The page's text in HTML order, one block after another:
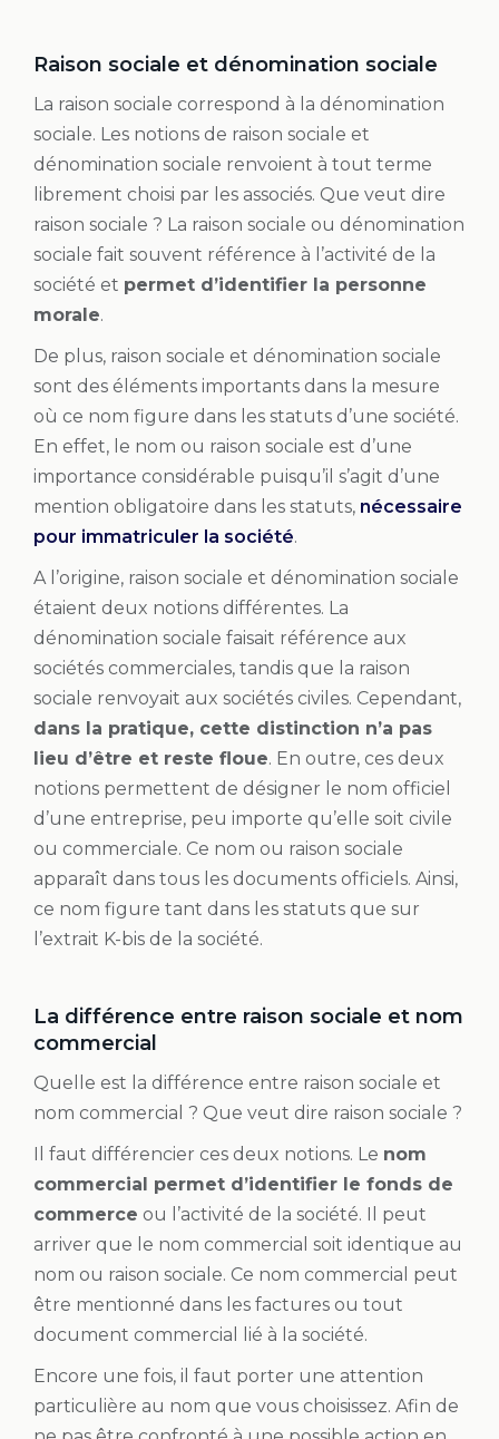
Raison sociale et dénomination sociale
La raison sociale correspond à la dénomination
sociale. Les notions de raison sociale et
dénomination sociale renvoient à tout terme
librement choisi par les associés. Que veut dire
raison sociale ? La raison sociale ou dénomination
sociale fait souvent référence à l’activité de la
société et permet d’identifier la personne
morale.
De plus, raison sociale et dénomination sociale
sont des éléments importants dans la mesure
où ce nom figure dans les statuts d’une société.
En effet, le nom ou raison sociale est d’une
importance considérable puisqu’il s’agit d’une
mention obligatoire dans les statuts, nécessaire
pour immatriculer la société.
A l’origine, raison sociale et dénomination sociale
étaient deux notions différentes. La
dénomination sociale faisait référence aux
sociétés commerciales, tandis que la raison
sociale renvoyait aux sociétés civiles. Cependant,
dans la pratique, cette distinction n’a pas
lieu d’être et reste floue. En outre, ces deux
notions permettent de désigner le nom officiel
d’une entreprise, peu importe qu’elle soit civile
ou commerciale. Ce nom ou raison sociale
apparaît dans tous les documents officiels. Ainsi,
ce nom figure tant dans les statuts que sur
l’extrait K-bis de la société.
La différence entre raison sociale et nom
commercial
Quelle est la différence entre raison sociale et
nom commercial ? Que veut dire raison sociale ?
Il faut différencier ces deux notions. Le nom
commercial permet d’identifier le fonds de
commerce ou l’activité de la société. Il peut
arriver que le nom commercial soit identique au
nom ou raison sociale. Ce nom commercial peut
être mentionné dans les factures ou tout
document commercial lié à la société.
Encore une fois, il faut porter une attention
particulière au nom que vous choisissez. Afin de